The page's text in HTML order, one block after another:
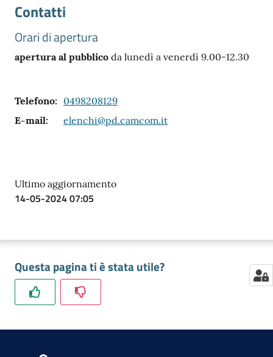
Newsle
Sala
Stampa
su
Contatti
Orari di apertura
apertura al pubblico da lunedì a venerdì 9.00-12.30
Telefono: 0498208129
E-mail: elenchi@pd.camcom.it
Ultimo aggiornamento
14-05-2024 07:05
Questa pagina ti è stata utile?